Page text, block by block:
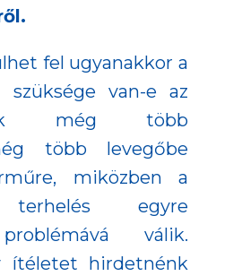
fel ugyanakkor a
szüksége van-e az
még több
több levegőbe
miközben a
terhelés egyre
válik.
ítéletet hirdetnénk